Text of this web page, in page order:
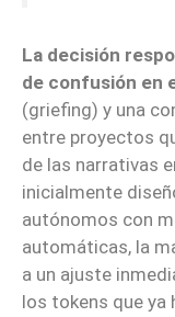
La decisión
de confusión en
(griefing) y una
entre proyectos
de las narrativas
inicialmente
autónomos con
automáticas, la
a un ajuste
los tokens que ya